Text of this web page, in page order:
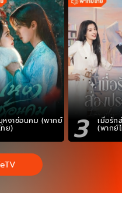
หงาซ่อนคม (พากย์
ทย) 3 เมื่อรัก
(พากย์